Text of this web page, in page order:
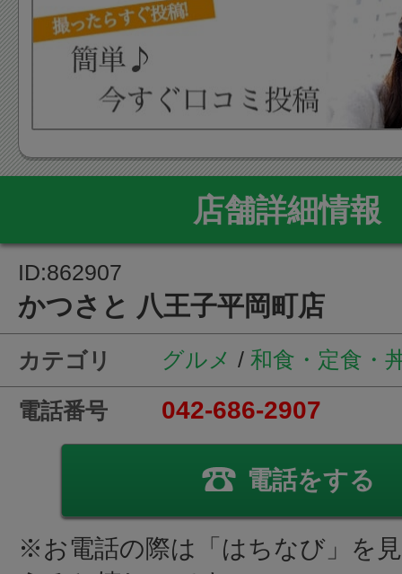
店舗詳細情報
ID:862907
かつさと 八王子平岡町店
カテゴリ グルメ / 和食・定食・
電話番号 042-686-2907
電話をする
※お電話の際は「はちなび」を